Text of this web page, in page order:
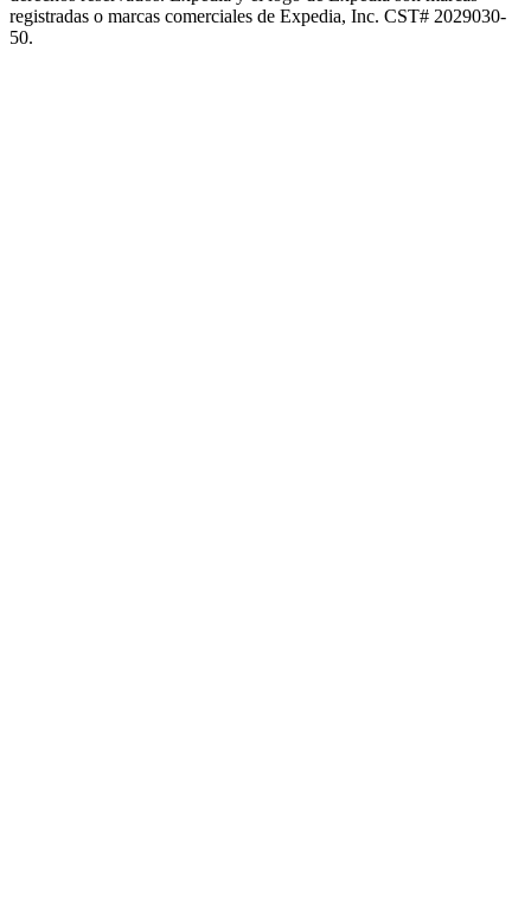
registradas o marcas comerciales de Expedia, Inc. CST# 2029030-
50.